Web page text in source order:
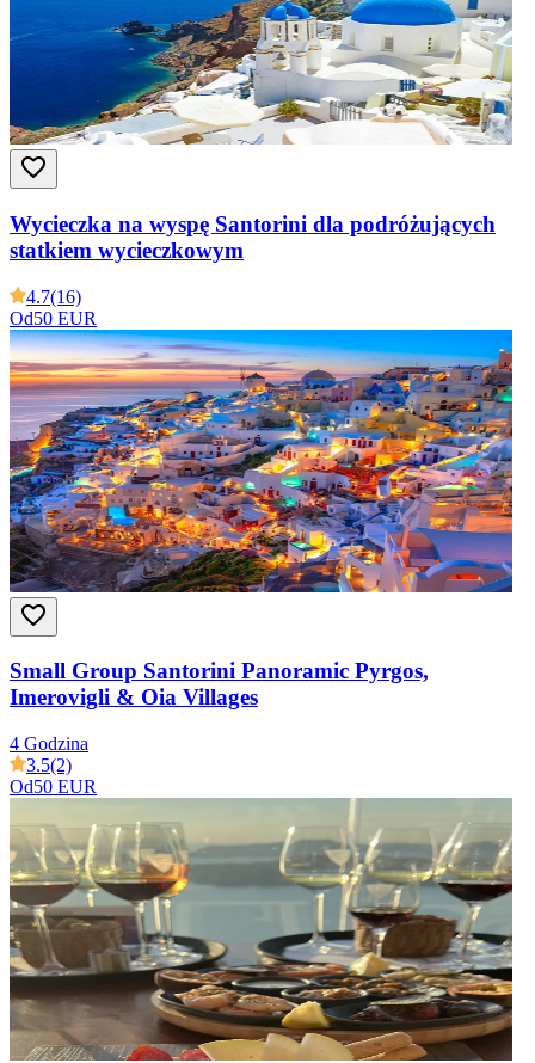
Wycieczka na wyspę Santorini dla podróżujących
statkiem wycieczkowym
4.7(16)
Od50 EUR
Small Group Santorini Panoramic Pyrgos,
Imerovigli & Oia Villages
4 Godzina
3.5(2)
Od50 EUR